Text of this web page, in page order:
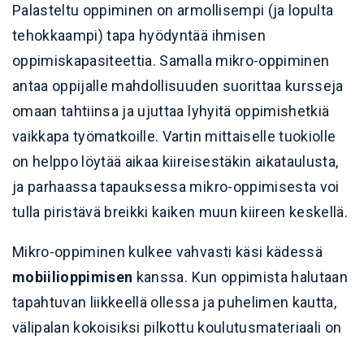
Palasteltu oppiminen on armollisempi (ja lopulta
tehokkaampi) tapa hyödyntää ihmisen
oppimiskapasiteettia. Samalla mikro-oppiminen
antaa oppijalle mahdollisuuden suorittaa kursseja
omaan tahtiinsa ja ujuttaa lyhyitä oppimishetkiä
vaikkapa työmatkoille. Vartin mittaiselle tuokiolle
on helppo löytää aikaa kiireisestäkin aikataulusta,
ja parhaassa tapauksessa mikro-oppimisesta voi
tulla piristävä breikki kaiken muun kiireen keskellä.
Mikro-oppiminen kulkee vahvasti käsi kädessä
mobiilioppimisen kanssa. Kun oppimista halutaan
tapahtuvan liikkeellä ollessa ja puhelimen kautta,
välipalan kokoisiksi pilkottu koulutusmateriaali on